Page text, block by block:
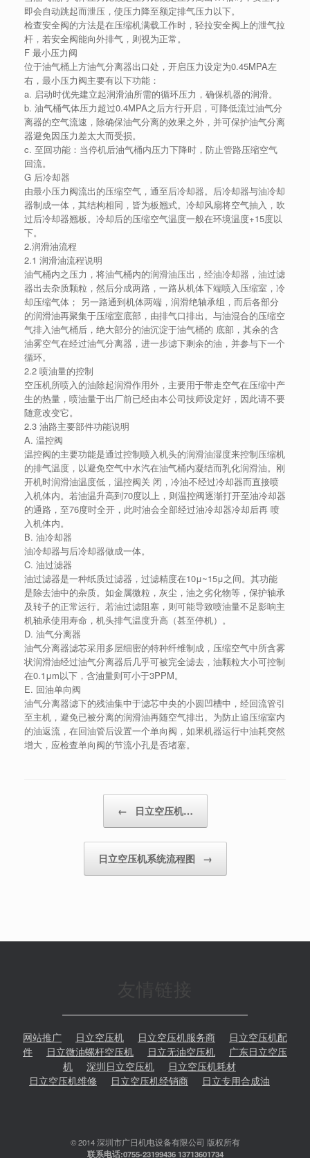
即会自动跳起而泄压，使压力降至额定排气压力以下。
检查安全阀的方法是在压缩机满载工作时，轻拉安全阀上的泄气拉
杆，若安全阀能向外排气，则视为正常。
F 最小压力阀
位于油气桶上方油气分离器出口处，开启压力设定为0.45MPA左
右，最小压力阀主要有以下功能：
a. 启动时优先建立起润滑油所需的循环压力，确保机器的润滑。
b. 油气桶气体压力超过0.4MPA之后方行开启，可降低流过油气分
离器的空气流速，除确保油气分离的效果之外，并可保护油气分离
器避免因压力差太大而受损。
c. 至回功能：当停机后油气桶内压力下降时，防止管路压缩空气
回流。
G 后冷却器
由最小压力阀流出的压缩空气，通至后冷却器。后冷却器与油冷却
器制成一体，其结构相同，皆为板翘式。冷却风扇将空气抽入，吹
过后冷却器翘板。冷却后的压缩空气温度一般在环境温度+15度以
下。
2.润滑油流程
2.1 润滑油流程说明
油气桶内之压力，将油气桶内的润滑油压出，经油冷却器，油过滤
器出去杂质颗粒，然后分成两路，一路从机体下端喷入压缩室，冷
却压缩气体； 另一路通到机体两端，润滑绝轴承组，而后各部分
的润滑油再聚集于压缩室底部，由排气口排出。与油混合的压缩空
气排入油气桶后，绝大部分的油沉淀于油气桶的 底部，其余的含
油雾空气在经过油气分离器，进一步滤下剩余的油，并参与下一个
循环。
2.2 喷油量的控制
空压机所喷入的油除起润滑作用外，主要用于带走空气在压缩中产
生的热量，喷油量于出厂前已经由本公司技师设定好，因此请不要
随意改变它。
2.3 油路主要部件功能说明
A. 温控阀
温控阀的主要功能是通过控制喷入机头的润滑油湿度来控制压缩机
的排气温度，以避免空气中水汽在油气桶内凝结而乳化润滑油。刚
开机时润滑油温度低，温控阀关 闭，冷油不经过冷却器而直接喷
入机体内。若油温升高到70度以上，则温控阀逐渐打开至油冷却器
的通路，至76度时全开，此时油会全部经过油冷却器冷却后再 喷
入机体内。
B. 油冷却器
油冷却器与后冷却器做成一体。
C. 油过滤器
油过滤器是一种纸质过滤器，过滤精度在10μ~15μ之间。其功能
是除去油中的杂质。如金属微粒，灰尘，油之劣化物等，保护轴承
及转子的正常运行。若油过滤阻塞，则可能导致喷油量不足影响主
机轴承使用寿命，机头排气温度升高（甚至停机）。
D. 油气分离器
油气分离器滤芯采用多层细密的特种纤维制成，压缩空气中所含雾
状润滑油经过油气分离器后几乎可被完全滤去，油颗粒大小可控制
在0.1μm以下，含油量则可小于3PPM。
E. 回油单向阀
油气分离器滤下的残油集中于滤芯中央的小圆凹槽中，经回流管引
至主机，避免已被分离的润滑油再随空气排出。为防止追压缩室内
的油返流，在回油管后设置一个单向阀，如果机器运行中油耗突然
增大，应检查单向阀的节流小孔是否堵塞。
← 日立空压机…
日立空压机系统流程图 →
网站推广 日立空压机 日立空压机服务商
日立空压机配
件
日立微油螺杆空压机 日立无油空压机
广东日立空压
机
深圳日立空压机
日立空压机耗材
日立空压机维修
日立空压机经销商 日立专用合成油
© 2014 深圳市广日机电设备有限公司 版权所有
联系电话:0755-23199436 13713601734